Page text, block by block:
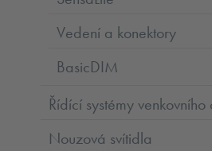
Vedení a konektory
BasicDIM
Řídící systémy venkovního
Nouzová svítidla